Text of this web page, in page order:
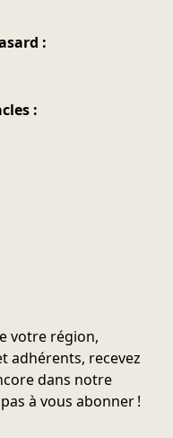
:
:
votre région,
adhérents, recevez
dans notre
à vous abonner !